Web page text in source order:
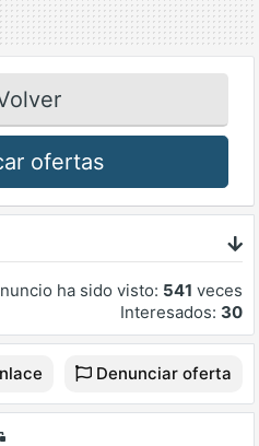
ofertas
ha sido visto: 541 veces
Interesados: 30
Denunciar oferta